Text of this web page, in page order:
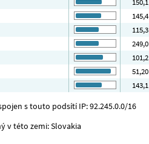
150,1
145,4
115,3
249,0
101,2
51,20
143,1
s touto podsítí IP: 92.245.0.0/16
v této zemi: Slovakia